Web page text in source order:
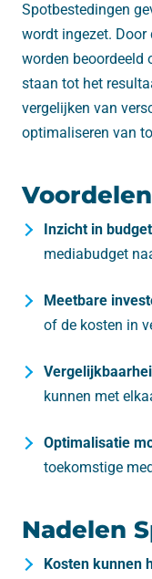
Spotbestedingen
wordt ingezet. Door
worden beoordeeld
staan tot het
vergelijken van
optimaliseren van
Inzicht in
mediabudget
Meetbare
of de kosten in
kunnen met
Optimalisatie
toekomstige
Nadelen
Kosten kunnen